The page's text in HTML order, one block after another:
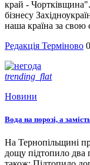
край - Чортківщина".
бізнесу
наша країна за свою
Редакція Терміново
trending_flat
Новини
Вода на порозі, а
На Тернопільщині
дощу підтопило два